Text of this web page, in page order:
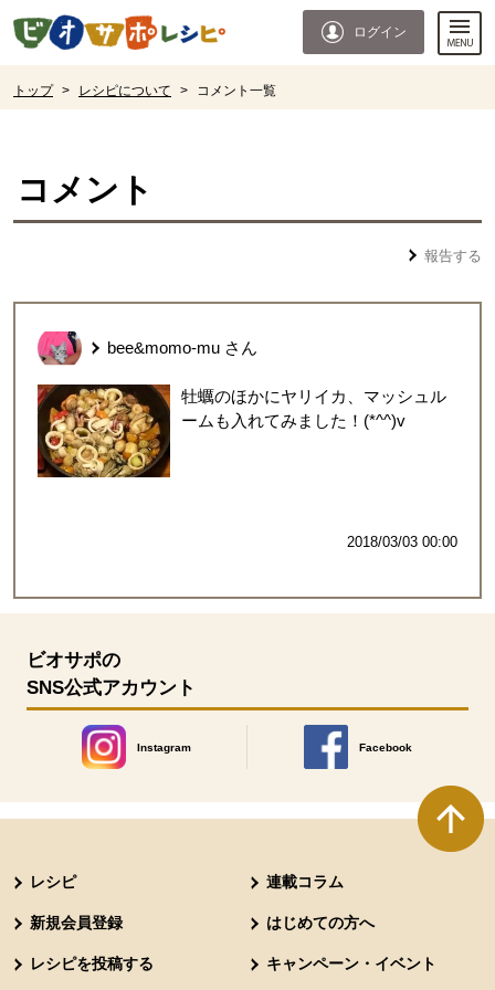
ページの先頭です。
ログイン
トップ > レシピについて > コメント一覧
コメント
報告する
bee&momo-mu さん
牡蠣のほかにヤリイカ、マッシュル
ームも入れてみました！(*^^)v
2018/03/03 00:00
ビオサポの
SNS公式アカウント
Instagram
別のウィンドウで開きます。
Facebook
別のウィンドウで開きます
レシピ 連載コラム
新規会員登録 はじめての方へ
レシピを投稿する キャンペーン・イベント